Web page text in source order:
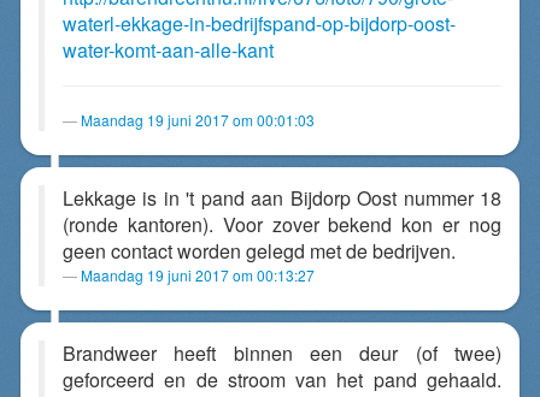
waterl-ekkage-in-bedrijfspand-op-bijdorp-oost-
water-komt-aan-alle-kant
Maandag 19 juni 2017 om 00:01:03
Lekkage is in 't pand aan Bijdorp Oost nummer 18
(ronde kantoren). Voor zover bekend kon er nog
geen contact worden gelegd met de bedrijven.
Maandag 19 juni 2017 om 00:13:27
Brandweer heeft binnen een deur (of twee)
geforceerd en de stroom van het pand gehaald.